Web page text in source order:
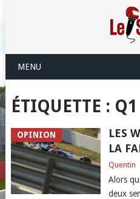
MENU
ÉTIQUETTE : Q1
OPINION
LES
LA
Quentin
Alors
deux